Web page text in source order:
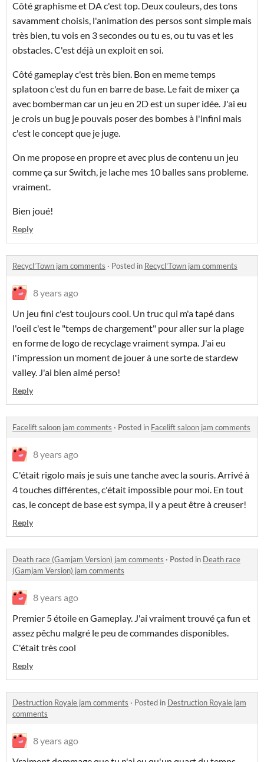
Côté graphisme et DA c'est top. Deux couleurs, des tons
savamment choisis, l'animation des persos sont simple mais
très bien, tu vois en 3 secondes ou tu es, ou tu vas et les
obstacles. C'est déjà un exploit en soi.
Côté gameplay c'est très bien. Bon en meme temps
splatoon c'est du fun en barre de base. Le fait de mixer ça
avec bomberman car un jeu en 2D est un super idée. J'ai eu
je crois un bug je pouvais poser des bombes à l'infini mais
c'est le concept que je juge.
On me propose en propre et avec plus de contenu un jeu
comme ça sur Switch, je lache mes 10 balles sans probleme.
vraiment.
Bien joué!
Reply
Recycl'Town jam comments · Posted in Recycl'Town jam comments
8 years ago
Un jeu fini c'est toujours cool. Un truc qui m'a tapé dans
l'oeil c'est le "temps de chargement" pour aller sur la plage
en forme de logo de recyclage vraiment sympa. J'ai eu
l'impression un moment de jouer à une sorte de stardew
valley. J'ai bien aimé perso!
Reply
Facelift saloon jam comments · Posted in Facelift saloon jam comments
8 years ago
C'était rigolo mais je suis une tanche avec la souris. Arrivé à
4 touches différentes, c'était impossible pour moi. En tout
cas, le concept de base est sympa, il y a peut être à creuser!
Reply
Death race (Gamjam Version) jam comments · Posted in Death race
(Gamjam Version) jam comments
8 years ago
Premier 5 étoile en Gameplay. J'ai vraiment trouvé ça fun et
assez pêchu malgré le peu de commandes disponibles.
C'était très cool
Reply
Destruction Royale jam comments · Posted in Destruction Royale jam
comments
8 years ago